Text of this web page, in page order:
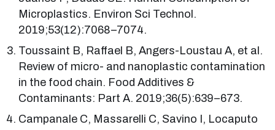
Microplastics. Environ Sci Technol.
2019;53(12):7068–7074.
Toussaint B, Raffael B, Angers-Loustau A, et al.
Review of micro- and nanoplastic contamination
in the food chain. Food Additives &
Contaminants: Part A. 2019;36(5):639–673.
Campanale C, Massarelli C, Savino I, Locaputo